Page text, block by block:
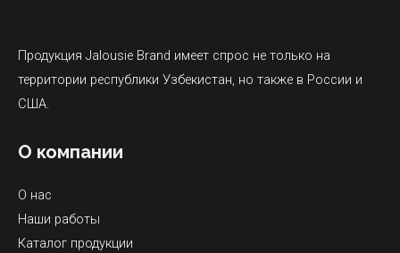
Продукция Jalousie Brand имеет спрос не только на
территории республики Узбекистан, но также в России и
США.
О компании
О нас
Наши работы
Каталог продукции